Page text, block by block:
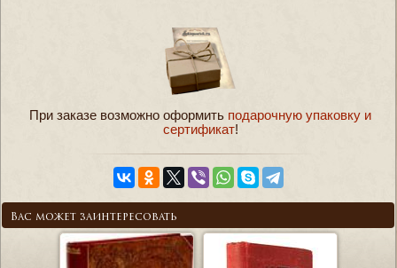
При заказе возможно оформить подарочную упаковку и
сертификат!
Вас может заинтересовать